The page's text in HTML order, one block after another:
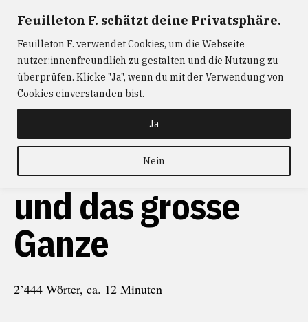
Feuilleton F. schätzt deine Privatsphäre.
Feuilleton F. verwendet Cookies, um die Webseite
nutzer:innenfreundlich zu gestalten und die Nutzung zu
überprüfen. Klicke "Ja", wenn du mit der Verwendung von
Cookies einverstanden bist.
Nein
Ja
Inhalt
springen
FEUILLETON F. — Journalismus mit Raum und Zeit
ABONNIEREN FEUILLETON F.
DER
W@RTIST
NEWS KONTAKT
Die Kleinmesse
und das grosse
Ganze
2’444 Wörter, ca. 12 Minuten